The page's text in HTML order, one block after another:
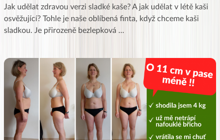
Jak udělat zdravou verzi sladké kaše? A jak udělat v létě kaši
osvěžující? Tohle je naše oblíbená finta, když chceme kaši
sladkou. Je přirozeně bezlepková ...